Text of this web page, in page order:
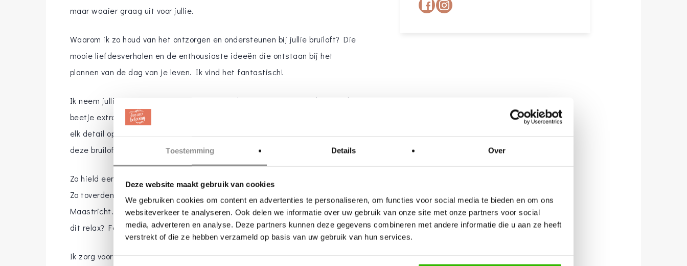
Toestemming Details Over
Deze website maakt gebruik van cookies
We gebruiken cookies om content en advertenties te personaliseren, om functies voor social media te bieden en om ons
websiteverkeer te analyseren. Ook delen we informatie over uw gebruik van onze site met onze partners voor social
media, adverteren en analyse. Deze partners kunnen deze gegevens combineren met andere informatie die u aan ze heeft
verstrekt of die ze hebben verzameld op basis van uw gebruik van hun services.
maar waaier graag uit voor jullie.
Waarom ik zo houd van het ontzorgen en ondersteunen bij jullie bruiloft? Die
mooie liefdesverhalen en de enthousiaste ideeën die ontstaan bij het
plannen van de dag van je leven. Ik vind het fantastisch!
Ik neem jullie mee in waarom ik jullie kan ondersteunen om jullie dag net dat
beetje extra te geven. Ik houd zo enorm van persoonlijke bruiloften en zoek
elk detail op om samen met jullie juist dat extraatje toe te passen. Zodat
deze bruiloft een weerspiegeling is van jullie, want dat is uniek.
Zo hield een bruidspaar van Italië en had dit echt betekenis voor hun relatie.
Zo toverden we hun dag om tot een Toscaanse bruiloft op een landgoed in
Maastricht. Of zijn jullie gewoon op zoek naar het vieren van de liefde en mag
dit relax? Festivalwedding it is!
Ik zorg voor de puntjes op de i en structuur in de chaos en beloof je dat jullie